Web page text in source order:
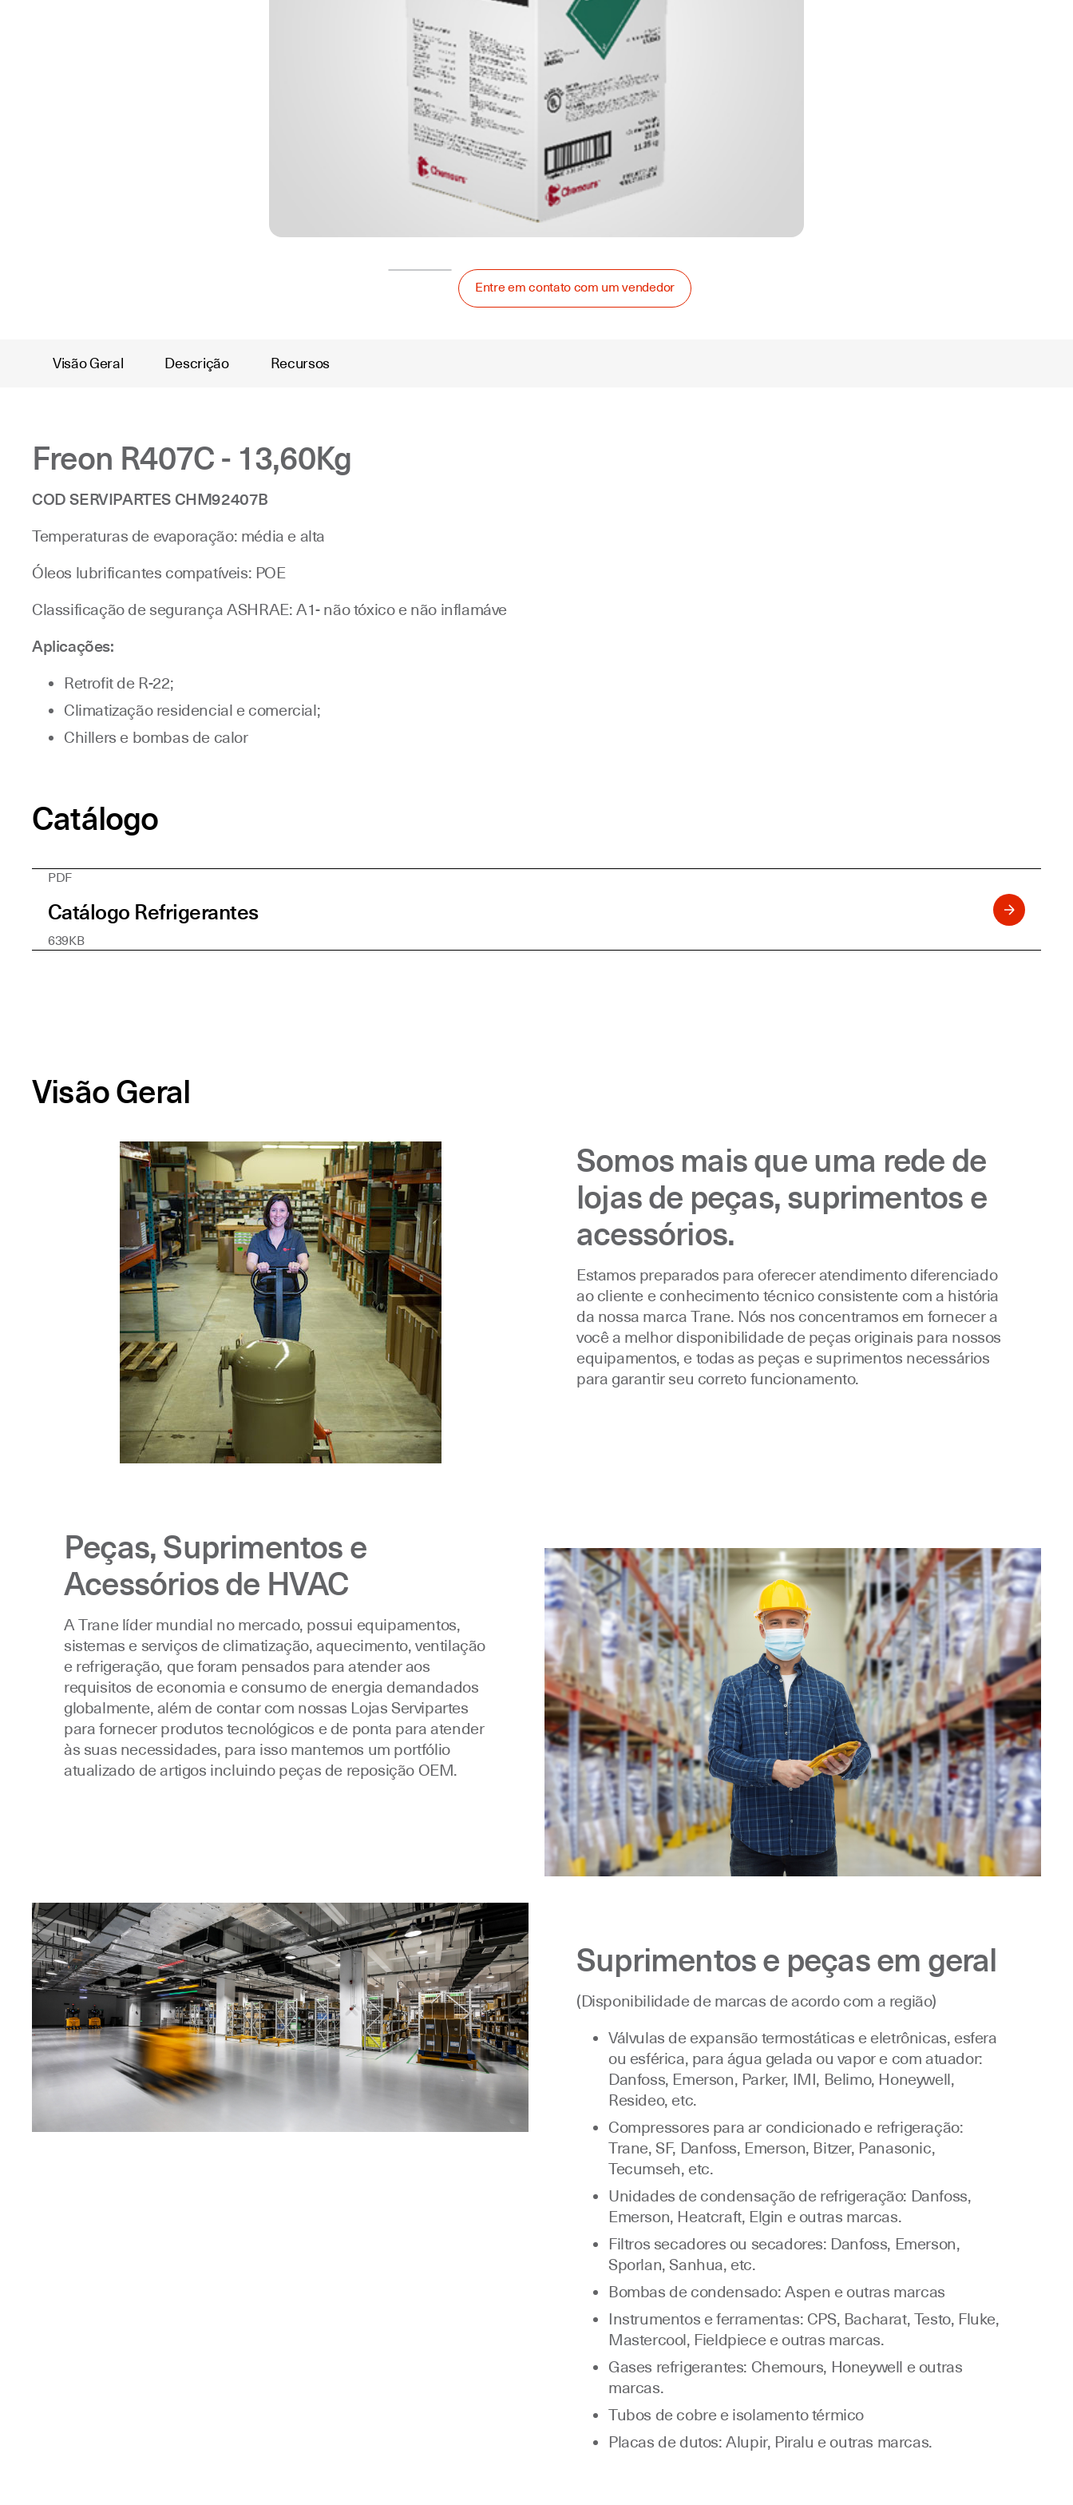
Entre em contato com um vendedor
Visão Geral Descrição Recursos
Freon R407C - 13,60Kg
COD SERVIPARTES CHM92407B
Temperaturas de evaporação: média e alta
Óleos lubrificantes compatíveis: POE
Classificação de segurança ASHRAE: A1- não tóxico e não inflamáve
Aplicações:
Retrofit de R-22;
Climatização residencial e comercial;
Chillers e bombas de calor
Catálogo
PDF
Catálogo Refrigerantes
639KB
Visão Geral
Peças, Suprimentos e
Acessórios de HVAC
A Trane líder mundial no mercado, possui equipamentos,
sistemas e serviços de climatização, aquecimento, ventilação
e refrigeração, que foram pensados ​​para atender aos
requisitos de economia e consumo de energia demandados
globalmente, além de contar com nossas Lojas Servipartes
para fornecer produtos tecnológicos e de ponta para atender
às suas necessidades, para isso mantemos um portfólio
atualizado de artigos incluindo peças de reposição OEM.
Somos mais que uma rede de
lojas de peças, suprimentos e
acessórios.
Estamos preparados para oferecer atendimento diferenciado
ao cliente e conhecimento técnico consistente com a história
da nossa marca Trane. Nós nos concentramos em fornecer a
você a melhor disponibilidade de peças originais para nossos
equipamentos, e todas as peças e suprimentos necessários
para garantir seu correto funcionamento.
Suprimentos e peças em geral
(Disponibilidade de marcas de acordo com a região)
Válvulas de expansão termostáticas e eletrônicas, esfera
ou esférica, para água gelada ou vapor e com atuador:
Danfoss, Emerson, Parker, IMI, Belimo, Honeywell,
Resideo, etc.
Compressores para ar condicionado e refrigeração:
Trane, SF, Danfoss, Emerson, Bitzer, Panasonic,
Tecumseh, etc.
Unidades de condensação de refrigeração: Danfoss,
Emerson, Heatcraft, Elgin e outras marcas.
Filtros secadores ou secadores: Danfoss, Emerson,
Sporlan, Sanhua, etc.
Bombas de condensado: Aspen e outras marcas
Instrumentos e ferramentas: CPS, Bacharat, Testo, Fluke,
Mastercool, Fieldpiece e outras marcas.
Gases refrigerantes: Chemours, Honeywell e outras
marcas.
Tubos de cobre e isolamento térmico
Placas de dutos: Alupir, Piralu e outras marcas.